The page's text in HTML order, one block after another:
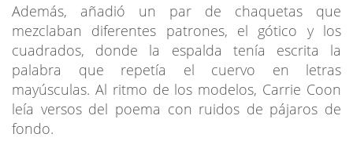
Además, añadió un par de chaquetas que
mezclaban diferentes patrones, el gótico y los
cuadrados, donde la espalda tenía escrita la
palabra que repetía el cuervo en letras
mayúsculas. Al ritmo de los modelos, Carrie Coon
leía versos del poema con ruidos de pájaros de
fondo.